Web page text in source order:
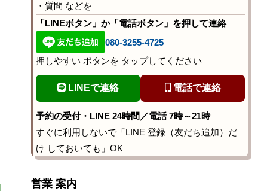
・質問 などを
「LINEボタン」か「電話ボタン」を押して連絡
080-3255-4725
押しやすい ボタンを タップしてください
LINEで連絡 電話で連絡
予約の受付・LINE 24時間／電話 7時～21時
すぐに利用しないで「LINE 登録（友だち追加）だ
け しておいても」OK
営業 案内